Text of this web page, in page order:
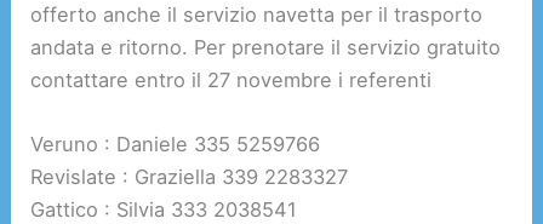
offerto anche il servizio navetta per il trasporto
andata e ritorno. Per prenotare il servizio gratuito
contattare entro il 27 novembre i referenti
Veruno : Daniele 335 5259766
Revislate : Graziella 339 2283327
Gattico : Silvia 333 2038541